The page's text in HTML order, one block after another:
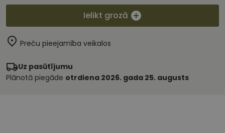
Ielikt grozā
Preču pieejamība veikalos
Uz pasūtījumu
Plānotā piegāde otrdiena 2026. gada 25. augusts